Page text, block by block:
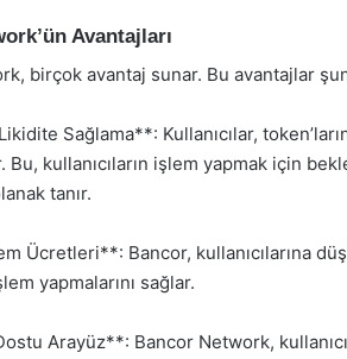
Avantajları
birçok avantaj sunar. Bu avantajlar
Sağlama**: Kullanıcılar,
Bu, kullanıcıların işlem yapmak için
tanır.
Ücretleri**: Bancor, kullanıcılarına
yapmalarını sağlar.
Arayüz**: Bancor Network,